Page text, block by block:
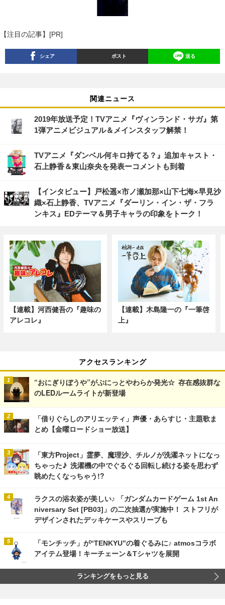
【注目の記事】[PR]
シェア ポスト 送る
関連ニュース
2019年放送予定！TVアニメ『ヴィンランド・サガ』第
1弾アニメビジュアル＆メインスタッフ解禁！
TVアニメ『ダンベル何キロ持てる？』追加キャスト・
石上静香＆東山奈央を発表ーコメントも到着
【インタビュー】戸松遥×市ノ瀬加那×山下七海×早見沙
織×石上静香、TVアニメ『ダーリン・イン・ザ・フラ
ンキス』EDテーマ＆男子キャラの印象をトーク！
【連載】河西健吾の『趣味の
アレコレ』
【連載】木島隆一の『一筆啓
上』
アクセスランキング
“おにぎりぼうや”がぷにっとやわらか発光☆ 存在感抜群な
のLEDルームライトが新登場
「借りぐらしのアリエッティ」声優・あらすじ・主題歌ま
とめ【金曜ロードショー放送】
「東方Project」霊夢、魔理沙、チルノが洗濯ネットになっ
ちゃった♪ 洗濯機の中でぐるぐる回転し続ける姿を思わず
眺めたくなっちゃう!?
ラクスの浴衣姿が美しい♪ 「ガンダムカードゲーム 1st An
niversary Set [PB03]」の二次抽選が実施中！ ストフリが
デザインされたデッキケースやスリーブも
「モンチッチ」が“TENKYU”の着ぐるみに♪ atmosコラボ
アイテム登場！キーチェーン＆Tシャツを展開
ランキングをもっと見る